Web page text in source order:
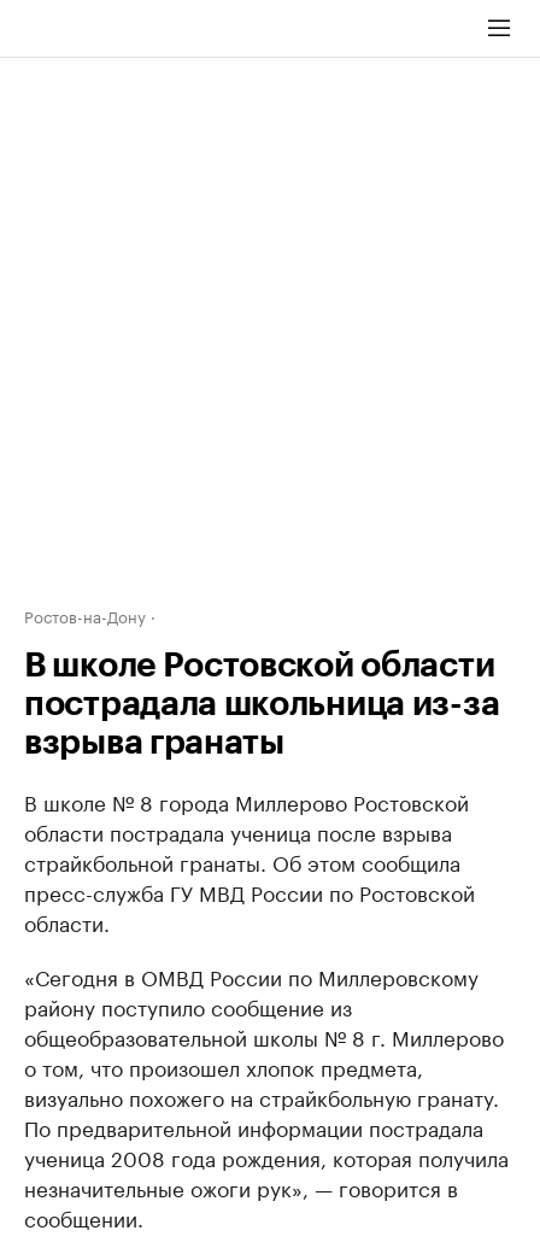
Ростов-на-Дону
В школе Ростовской области
пострадала школьница из-за
взрыва гранаты
В школе № 8 города Миллерово Ростовской
области пострадала ученица после взрыва
страйкбольной гранаты. Об этом сообщила
пресс-служба ГУ МВД России по Ростовской
области.
«Сегодня в ОМВД России по Миллеровскому
району поступило сообщение из
общеобразовательной школы № 8 г. Миллерово
о том, что произошел хлопок предмета,
визуально похожего на страйкбольную гранату.
По предварительной информации пострадала
ученица 2008 года рождения, которая получила
незначительные ожоги рук», — говорится в
сообщении.